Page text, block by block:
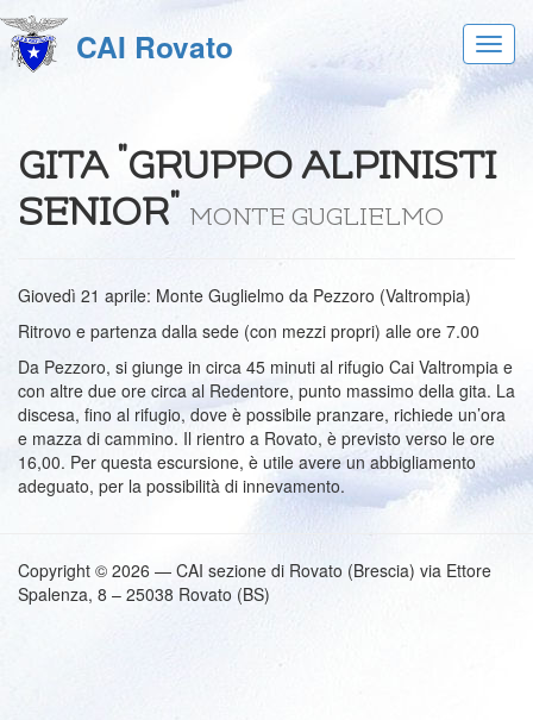
al
menu
CAI Rovato
GITA "GRUPPO ALPINISTI
SENIOR" MONTE GUGLIELMO
Giovedì 21 aprile: Monte Guglielmo da Pezzoro (Valtrompia)
Ritrovo e partenza dalla sede (con mezzi propri) alle ore 7.00
Da Pezzoro, si giunge in circa 45 minuti al rifugio Cai Valtrompia e
con altre due ore circa al Redentore, punto massimo della gita. La
discesa, fino al rifugio, dove è possibile pranzare, richiede un’ora
e mazza di cammino. Il rientro a Rovato, è previsto verso le ore
16,00. Per questa escursione, è utile avere un abbigliamento
adeguato, per la possibilità di innevamento.
Copyright © 2026 — CAI sezione di Rovato (Brescia) via Ettore
Spalenza, 8 – 25038 Rovato (BS)